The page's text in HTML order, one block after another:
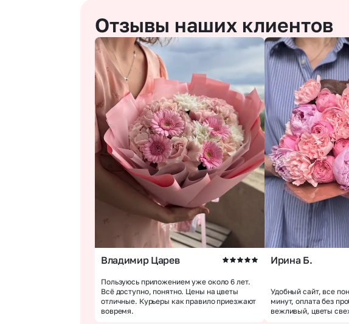
Отзывы наших клиентов
Владимир Царев
Пользуюсь приложением уже около 6 лет.
Всё доступно, понятно. Цены на цветы
отличные. Курьеры как правило приезжают
вовремя.
Ирина Б.
Удобный сайт, все
минут, оплата без
вежливый, цветы